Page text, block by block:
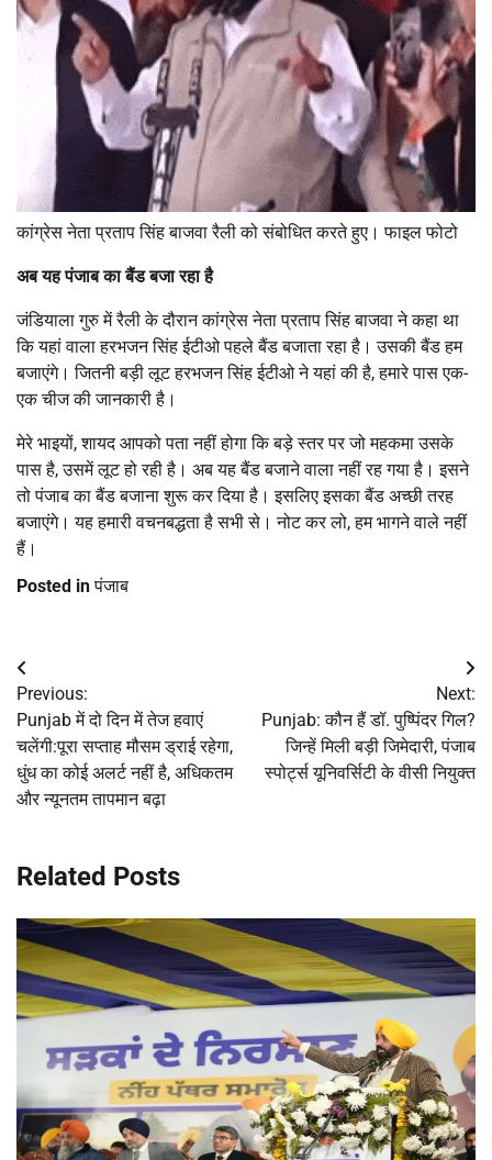
कांग्रेस नेता प्रताप सिंह बाजवा रैली को संबोधित करते हुए। फाइल फोटो
अब यह पंजाब का बैंड बजा रहा है
जंडियाला गुरु में रैली के दौरान कांग्रेस नेता प्रताप सिंह बाजवा ने कहा था
कि यहां वाला हरभजन सिंह ईटीओ पहले बैंड बजाता रहा है। उसकी बैंड हम
बजाएंगे। जितनी बड़ी लूट हरभजन सिंह ईटीओ ने यहां की है, हमारे पास एक-
एक चीज की जानकारी है।
मेरे भाइयों, शायद आपको पता नहीं होगा कि बड़े स्तर पर जो महकमा उसके
पास है, उसमें लूट हो रही है। अब यह बैंड बजाने वाला नहीं रह गया है। इसने
तो पंजाब का बैंड बजाना शुरू कर दिया है। इसलिए इसका बैंड अच्छी तरह
बजाएंगे। यह हमारी वचनबद्धता है सभी से। नोट कर लो, हम भागने वाले नहीं
हैं।
Posted inपंजाब
Post
navigation
Previous:
Punjab में दो दिन में तेज हवाएं
चलेंगी:पूरा सप्ताह मौसम ड्राई रहेगा,
धुंध का कोई अलर्ट नहीं है, अधिकतम
और न्यूनतम तापमान बढ़ा
Next:
Punjab: कौन हैं डॉ. पुष्पिंदर गिल?
जिन्हें मिली बड़ी जिमेदारी, पंजाब
स्पोर्ट्स यूनिवर्सिटी के वीसी नियुक्त
Related Posts